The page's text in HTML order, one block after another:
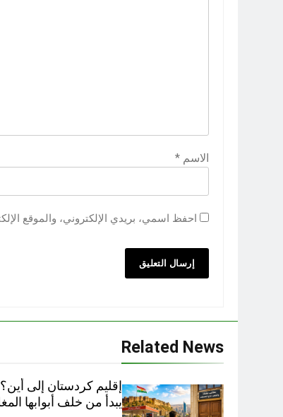
الاسم *
احفظ اسمي، بريدي الإلكتروني، والموقع
Related News
إقليم كردستان إلى
يبدأ من خلف أبوابها